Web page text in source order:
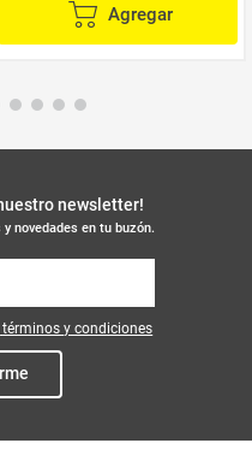
Agregar
newsletter!
novedades en tu buzón.
y condiciones